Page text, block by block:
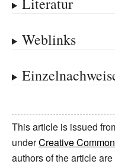
Weblinks
This article is issued
underCreative
authors of the article